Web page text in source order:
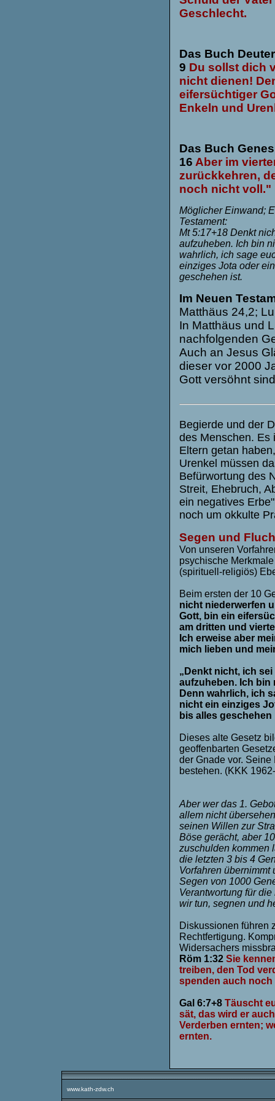
Geschlecht.
Das Buch
9 Du sollst dich
nicht dienen!
eifersüchtiger
Enkeln und
Das Buch
16 Aber im
zurückkehren,
noch nicht voll."
Möglicher Einwand;
Testament:
Mt 5:17+18 Denkt
aufzuheben. Ich bin
wahrlich, ich sage
einziges Jota oder
geschehen ist.
Im Neuen
Matthäus 24,2;
In Matthäus und
nachfolgenden
Auch an Jesus
dieser vor 2000
Gott versöhnt
Begierde und der
des Menschen. Es
Eltern getan
Urenkel müssen
Befürwortung des
Streit, Ehebruch,
ein negatives
noch um okkulte
Segen und
Von unseren
psychische
(spirituell-religiös)
Beim ersten der 10
nicht niederwerfen
Gott, bin ein
am dritten und
Ich erweise aber
mich lieben und
„Denkt nicht, ich
aufzuheben. Ich bin
Denn wahrlich, ich
nicht ein einziges
bis alles geschehen
Dieses alte Gesetz
geoffenbarten
der Gnade vor. Seine
bestehen. (KKK
Aber wer das 1.
allem nicht
seinen Willen zur
Böse gerächt, aber
zuschulden kommen
die letzten 3 bis 4
Vorfahren übernimmt
Segen von 1000
Verantwortung für
wir tun, segnen und
Diskussionen führen
Rechtfertigung.
Widersachers
Röm 1:32 Sie
treiben, den Tod
spenden auch noch
Gal 6:7+8 Täuscht
sät, das wird er
Verderben ernten;
ernten.
www.kath-zdw.ch